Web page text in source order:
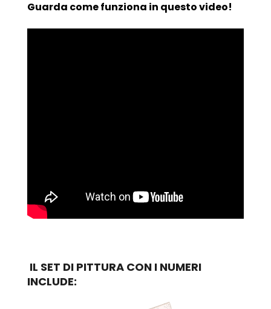
Guarda come funziona in questo video!
IL SET DI PITTURA CON I NUMERI
INCLUDE: